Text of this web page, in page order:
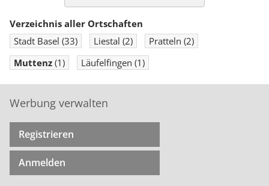
LU AG BS
Verzeichnis aller Ortschaften
Stadt Basel (33) Liestal (2) Pratteln (2)
Muttenz (1) Läufelfingen (1)
Werbung verwalten
Registrieren
Anmelden